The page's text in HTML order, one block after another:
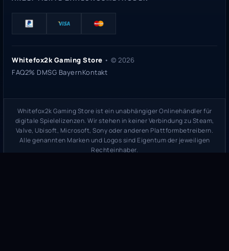
Whitefox2k Gaming Store • © 2026
FAQ2% DMSG BayernKontakt
Whitefox2k Gaming Store ist ein unabhängiger Onlinehändler für
digitale Spielelizenzen. Wir stehen in keiner Verbindung zu Steam,
Valve, Ubisoft, Microsoft, Sony oder anderen Plattformbetreibern.
Alle genannten Marken und Logos sind Eigentum der jeweiligen
Rechteinhaber.